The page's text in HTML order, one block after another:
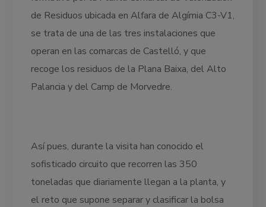
de Residuos ubicada en Alfara de Algímia C3-V1,
se trata de una de las tres instalaciones que
operan en las comarcas de Castelló, y que
recoge los residuos de la Plana Baixa, del Alto
Palancia y del Camp de Morvedre.
Así pues, durante la visita han conocido el
sofisticado circuito que recorren las 350
toneladas que diariamente llegan a la planta, y
el reto que supone separar y clasificar la bolsa